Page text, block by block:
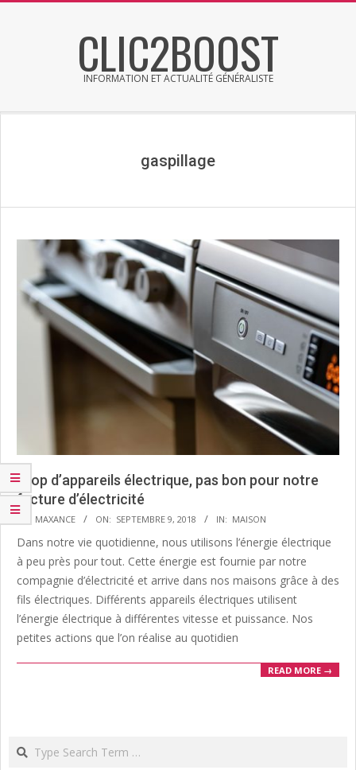
CLIC2BOOST
INFORMATION ET ACTUALITÉ GÉNÉRALISTE
gaspillage
Trop d’appareils électrique, pas bon pour notre
facture d’électricité
2018-
09-
09
MAXANCE ON: SEPTEMBRE 9, 2018 IN: MAISON
Dans notre vie quotidienne, nous utilisons l’énergie électrique
à peu près pour tout. Cette énergie est fournie par notre
compagnie d’électricité et arrive dans nos maisons grâce à des
fils électriques. Différents appareils électriques utilisent
l’énergie électrique à différentes vitesse et puissance. Nos
petites actions que l’on réalise au quotidien
READ MORE →
Search